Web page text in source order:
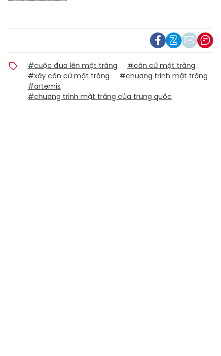
#cuộc đua lên mặt trăng
#căn cứ mặt trăng
#xây căn cứ mặt trăng
#chương trình mặt trăng
#artemis
#chương trình mặt trăng của trung quốc